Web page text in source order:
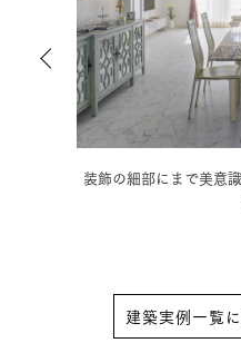
装飾の細部にまで美意
建築実例一覧